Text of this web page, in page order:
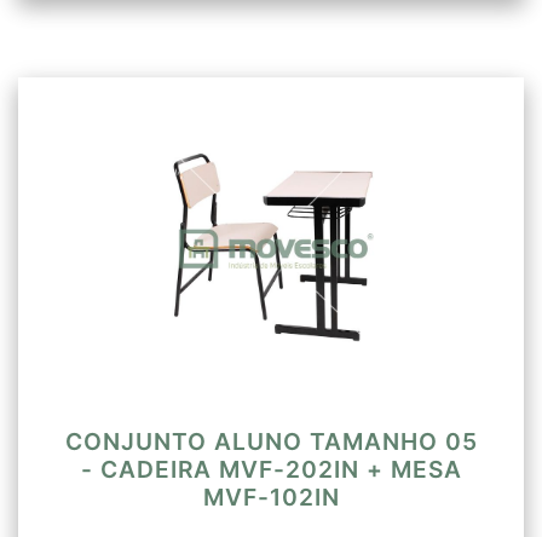
CONJUNTO ALUNO TAMANHO 05
- CADEIRA MVF-202IN + MESA
MVF-102IN